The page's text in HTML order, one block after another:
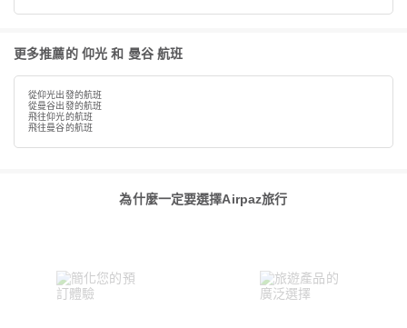
更多推薦的 仰光 和 曼谷 航班
從仰光出發的航班
從曼谷出發的航班
飛往仰光的航班
飛往曼谷的航班
為什麼一定要選擇Airpaz旅行